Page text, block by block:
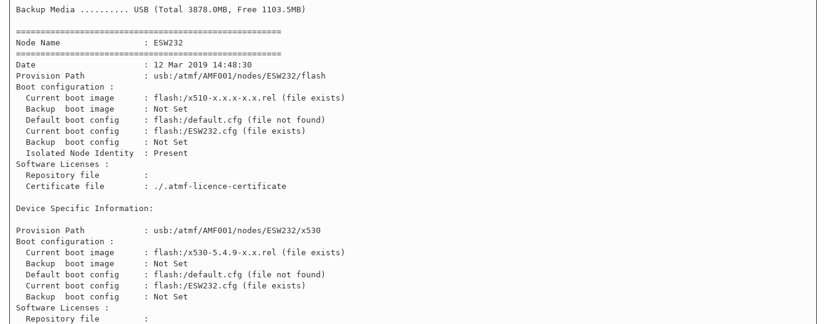
Backup Media .......... USB (Total 3878.0MB, Free 1103.5MB)
======================================================
Node Name                 : ESW232
======================================================
Date                      : 12 Mar 2019 14:48:30
Provision Path            : usb:/atmf/AMF001/nodes/ESW232/flash
Boot configuration :
Software Licenses :
Device Specific Information:
Provision Path            : usb:/atmf/AMF001/nodes/ESW232/x530
Boot configuration :
Software Licenses :